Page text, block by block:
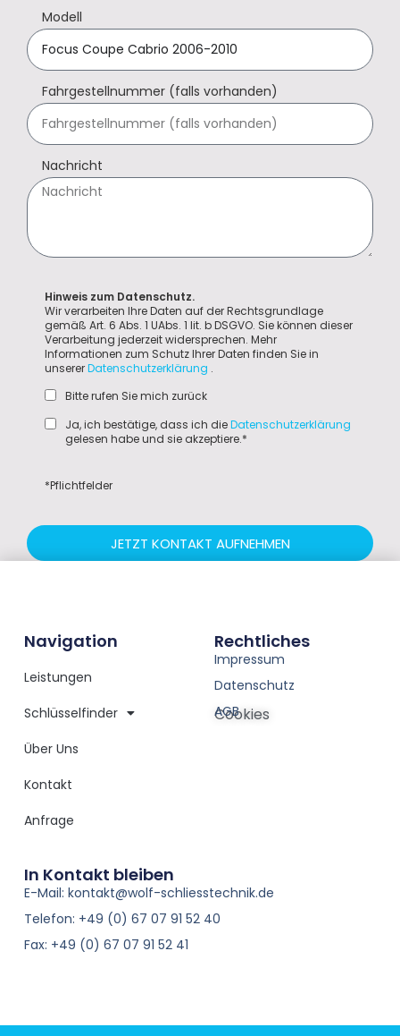
Modell
Fahrgestellnummer (falls vorhanden)
Nachricht
Hinweis zum Datenschutz.
Wir verarbeiten Ihre Daten auf der Rechtsgrundlage
gemäß Art. 6 Abs. 1 UAbs. 1 lit. b DSGVO. Sie können dieser
Verarbeitung jederzeit widersprechen. Mehr
Informationen zum Schutz Ihrer Daten finden Sie in
unsererDatenschutzerklärung .
Bitte rufen Sie mich zurück
Ja, ich bestätige, dass ich dieDatenschutzerklärung
gelesen habe und sie akzeptiere.*
*Pflichtfelder
JETZT KONTAKT AUFNEHMEN
In Kontakt bleiben
E-Mail: kontakt@wolf-schliesstechnik.de
Telefon: +49 (0) 67 07 91 52 40
Fax: +49 (0) 67 07 91 52 41
Navigation
Leistungen
Schlüsselfinder
Über Uns
Kontakt
Anfrage
Rechtliches
Impressum
Datenschutz
AGB
Cookies